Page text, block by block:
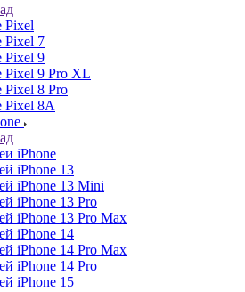
Pixel
Pixel 7
Pixel 9
Pixel 9 Pro XL
Pixel 8 Pro
Pixel 8A
iPhone
iPhone 13
iPhone 13 Mini
iPhone 13 Pro
iPhone 13 Pro Max
iPhone 14
iPhone 14 Pro Max
iPhone 14 Pro
iPhone 15